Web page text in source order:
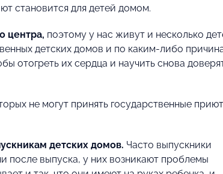
становится для детей домом.
центра, поэтому у нас живут и несколько
детских домов и по каким-либо
отогреть их сердца и научить снова
не могут принять государственные
детских домов. Часто выпускники
после выпуска, у них возникают проблемы